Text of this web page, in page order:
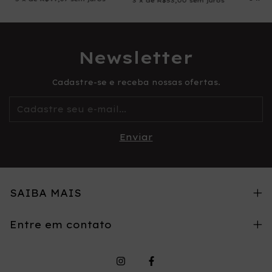
Newsletter
Cadastre-se e receba nossas ofertas.
SAIBA MAIS
Entre em contato